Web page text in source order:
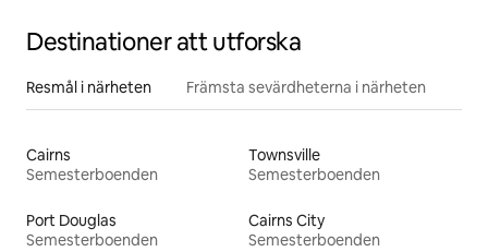
Destinationer att utforska
Resmål i närheten Främsta sevärdheterna i närheten
Cairns
Semesterboenden
Townsville
Semesterboenden
Port Douglas
Semesterboenden
Cairns City
Semesterboenden